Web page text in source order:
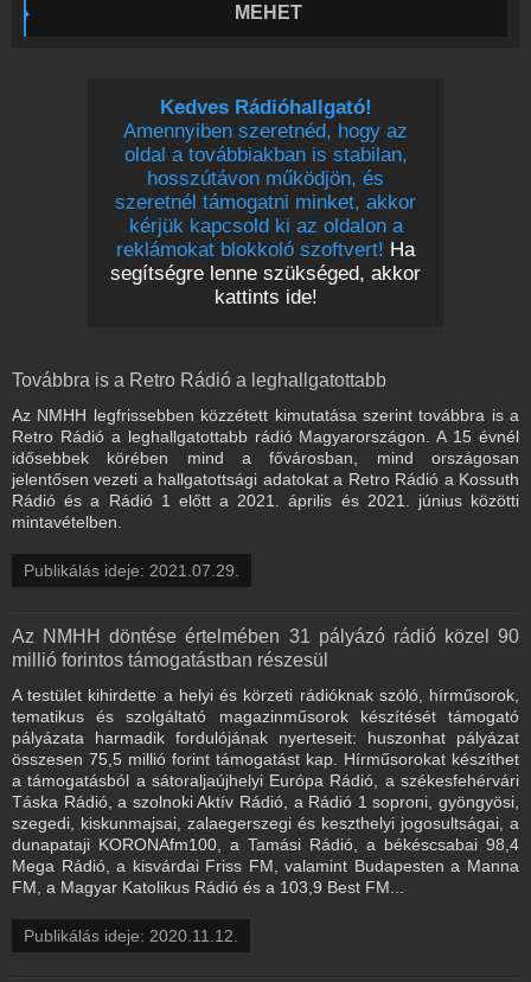
MEHET
Kedves Rádióhallgató!
Amennyiben szeretnéd, hogy az
oldal a továbbiakban is stabilan,
hosszútávon működjön, és
szeretnél támogatni minket, akkor
kérjük kapcsold ki az oldalon a
reklámokat blokkoló szoftvert! Ha
segítségre lenne szükséged, akkor
kattints ide!
Továbbra is a Retro Rádió a leghallgatottabb
Az NMHH legfrissebben közzétett kimutatása szerint továbbra is a
Retro Rádió a leghallgatottabb rádió Magyarországon. A 15 évnél
idősebbek körében mind a fővárosban, mind országosan
jelentősen vezeti a hallgatottsági adatokat a Retro Rádió a Kossuth
Rádió és a Rádió 1 előtt a 2021. április és 2021. június közötti
mintavételben.
Publikálás ideje: 2021.07.29.
Az NMHH döntése értelmében 31 pályázó rádió közel 90
millió forintos támogatástban részesül
A testület kihirdette a helyi és körzeti rádióknak szóló, hírműsorok,
tematikus és szolgáltató magazinműsorok készítését támogató
pályázata harmadik fordulójának nyerteseit: huszonhat pályázat
összesen 75,5 millió forint támogatást kap. Hírműsorokat készíthet
a támogatásból a sátoraljaújhelyi Európa Rádió, a székesfehérvári
Táska Rádió, a szolnoki Aktív Rádió, a Rádió 1 soproni, gyöngyösi,
szegedi, kiskunmajsai, zalaegerszegi és keszthelyi jogosultságai, a
dunapataji KORONAfm100, a Tamási Rádió, a békéscsabai 98,4
Mega Rádió, a kisvárdai Friss FM, valamint Budapesten a Manna
FM, a Magyar Katolikus Rádió és a 103,9 Best FM...
Publikálás ideje: 2020.11.12.